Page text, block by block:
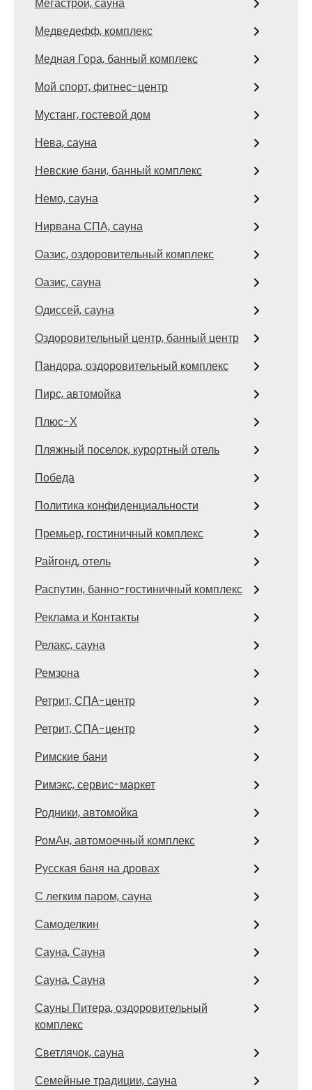
Мегастрой, сауна
Медведефф, комплекс
Медная Гора, банный комплекс
Мой спорт, фитнес-центр
Мустанг, гостевой дом
Нева, сауна
Невские бани, банный комплекс
Немо, сауна
Нирвана СПА, сауна
Оазис, оздоровительный комплекс
Оазис, сауна
Одиссей, сауна
Оздоровительный центр, банный центр
Пандора, оздоровительный комплекс
Пирс, автомойка
Плюс-Х
Пляжный поселок, курортный отель
Победа
Политика конфиденциальности
Премьер, гостиничный комплекс
Райгонд, отель
Распутин, банно-гостиничный комплекс
Реклама и Контакты
Релакс, сауна
Ремзона
Ретрит, СПА-центр
Ретрит, СПА-центр
Римские бани
Римэкс, сервис-маркет
Родники, автомойка
РомАн, автомоечный комплекс
Русская баня на дровах
С легким паром, сауна
Самоделкин
Сауна, Сауна
Сауна, Сауна
Сауны Питера, оздоровительный
комплекс
Светлячок, сауна
Семейные традиции, сауна